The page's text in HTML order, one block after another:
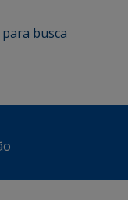
busca